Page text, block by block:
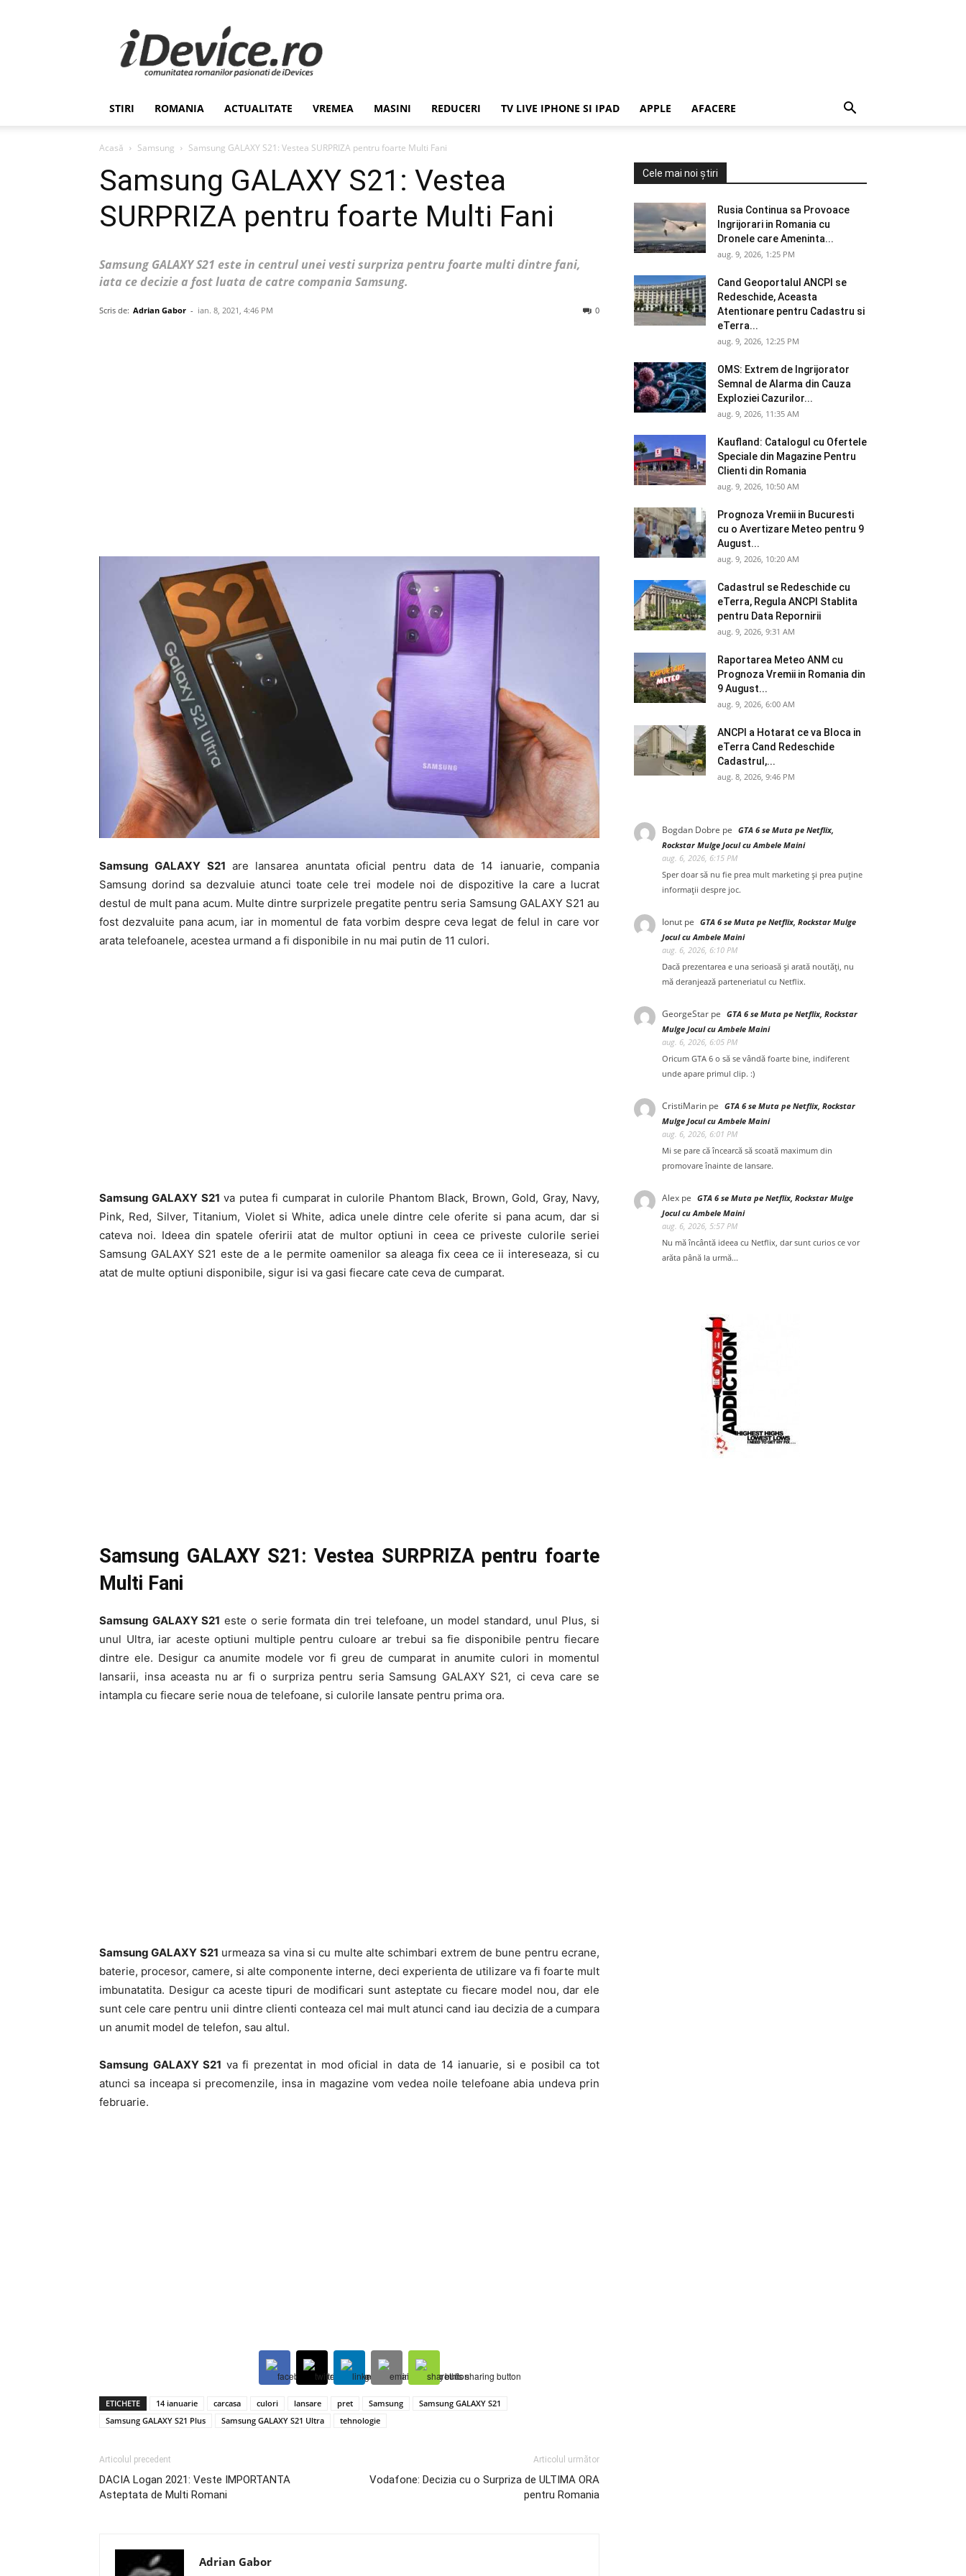
Stiri
de
Ultima
Ora
Romania,
Economie,
–
iDevice.ro
STIRI ROMANIA ACTUALITATE VREMEA MASINI REDUCERI TV LIVE IPHONE SI IPAD APPLE AFACERE
Acasă Samsung Samsung GALAXY S21: Vestea SURPRIZA pentru foarte Multi Fani
Samsung GALAXY S21: Vestea
SURPRIZA pentru foarte Multi Fani
Samsung GALAXY S21 este in centrul unei vesti surpriza pentru foarte multi dintre fani,
iata ce decizie a fost luata de catre compania Samsung.
Scris de: Adrian Gabor - ian. 8, 2021, 4:46 PM 0
Samsung GALAXY S21 are lansarea anuntata oficial pentru data de 14 ianuarie, compania
Samsung dorind sa dezvaluie atunci toate cele trei modele noi de dispozitive la care a lucrat
destul de mult pana acum. Multe dintre surprizele pregatite pentru seria Samsung GALAXY S21 au
fost dezvaluite pana acum, iar in momentul de fata vorbim despre ceva legat de felul in care vor
arata telefoanele, acestea urmand a fi disponibile in nu mai putin de 11 culori.
Samsung GALAXY S21 va putea fi cumparat in culorile Phantom Black, Brown, Gold, Gray, Navy,
Pink, Red, Silver, Titanium, Violet si White, adica unele dintre cele oferite si pana acum, dar si
cateva noi. Ideea din spatele oferirii atat de multor optiuni in ceea ce priveste culorile seriei
Samsung GALAXY S21 este de a le permite oamenilor sa aleaga fix ceea ce ii intereseaza, si cu
atat de multe optiuni disponibile, sigur isi va gasi fiecare cate ceva de cumparat.
Samsung GALAXY S21: Vestea SURPRIZA pentru foarte
Multi Fani
Samsung GALAXY S21 este o serie formata din trei telefoane, un model standard, unul Plus, si
unul Ultra, iar aceste optiuni multiple pentru culoare ar trebui sa fie disponibile pentru fiecare
dintre ele. Desigur ca anumite modele vor fi greu de cumparat in anumite culori in momentul
lansarii, insa aceasta nu ar fi o surpriza pentru seria Samsung GALAXY S21, ci ceva care se
intampla cu fiecare serie noua de telefoane, si culorile lansate pentru prima ora.
Samsung GALAXY S21 urmeaza sa vina si cu multe alte schimbari extrem de bune pentru ecrane,
baterie, procesor, camere, si alte componente interne, deci experienta de utilizare va fi foarte mult
imbunatatita. Desigur ca aceste tipuri de modificari sunt asteptate cu fiecare model nou, dar ele
sunt cele care pentru unii dintre clienti conteaza cel mai mult atunci cand iau decizia de a cumpara
un anumit model de telefon, sau altul.
Samsung GALAXY S21 va fi prezentat in mod oficial in data de 14 ianuarie, si e posibil ca tot
atunci sa inceapa si precomenzile, insa in magazine vom vedea noile telefoane abia undeva prin
februarie.
ETICHETE 14 ianuarie carcasa culori lansare pret Samsung
Samsung GALAXY S21
Samsung GALAXY S21 Plus
Samsung GALAXY S21 Ultra tehnologie
Articolul precedent
DACIA Logan 2021: Veste IMPORTANTA
Asteptata de Multi Romani
Articolul următor
Vodafone: Decizia cu o Surpriza de ULTIMA ORA
pentru Romania
Adrian Gabor
Cele mai noi știri
Rusia Continua sa Provoace
Ingrijorari in Romania cu
Dronele care Ameninta...
aug. 9, 2026, 1:25 PM
Cand Geoportalul ANCPI se
Redeschide, Aceasta
Atentionare pentru Cadastru si
eTerra...
aug. 9, 2026, 12:25 PM
OMS: Extrem de Ingrijorator
Semnal de Alarma din Cauza
Exploziei Cazurilor...
aug. 9, 2026, 11:35 AM
Kaufland: Catalogul cu Ofertele
Speciale din Magazine Pentru
Clienti din Romania
aug. 9, 2026, 10:50 AM
Prognoza Vremii in Bucuresti
cu o Avertizare Meteo pentru 9
August...
aug. 9, 2026, 10:20 AM
Cadastrul se Redeschide cu
eTerra, Regula ANCPI Stablita
pentru Data Repornirii
aug. 9, 2026, 9:31 AM
Raportarea Meteo ANM cu
Prognoza Vremii in Romania din
9 August...
aug. 9, 2026, 6:00 AM
ANCPI a Hotarat ce va Bloca in
eTerra Cand Redeschide
Cadastrul,...
aug. 8, 2026, 9:46 PM
Bogdan Dobre pe GTA 6 se Muta pe Netflix,
Rockstar Mulge Jocul cu Ambele Maini
aug. 6, 2026, 6:15 PM
Sper doar să nu fie prea mult marketing și prea puține
informații despre joc.
Ionut pe GTA 6 se Muta pe Netflix, Rockstar Mulge
Jocul cu Ambele Maini
aug. 6, 2026, 6:10 PM
Dacă prezentarea e una serioasă și arată noutăți, nu
mă deranjează parteneriatul cu Netflix.
GeorgeStar pe GTA 6 se Muta pe Netflix, Rockstar
Mulge Jocul cu Ambele Maini
aug. 6, 2026, 6:05 PM
Oricum GTA 6 o să se vândă foarte bine, indiferent
unde apare primul clip. :)
CristiMarin pe GTA 6 se Muta pe Netflix, Rockstar
Mulge Jocul cu Ambele Maini
aug. 6, 2026, 6:01 PM
Mi se pare că încearcă să scoată maximum din
promovare înainte de lansare.
Alex pe GTA 6 se Muta pe Netflix, Rockstar Mulge
Jocul cu Ambele Maini
aug. 6, 2026, 5:57 PM
Nu mă încântă ideea cu Netflix, dar sunt curios ce vor
arăta până la urmă...